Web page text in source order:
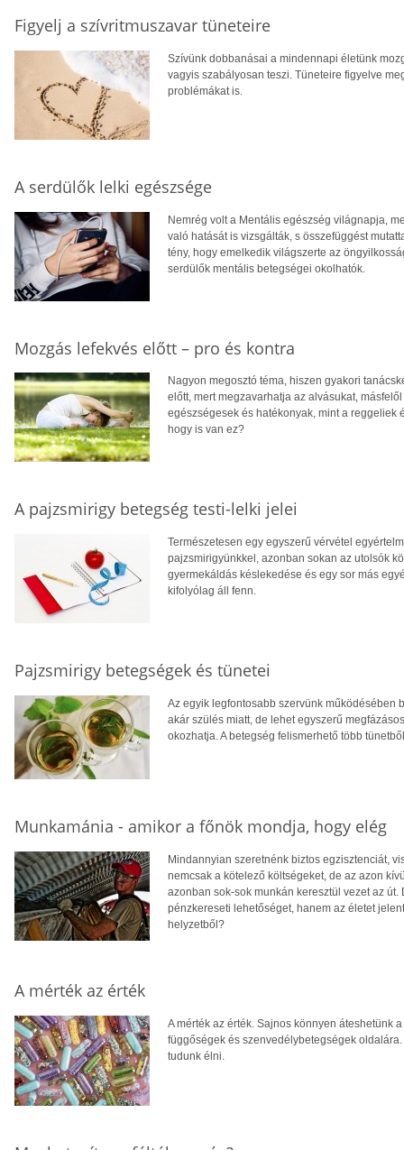
Figyelj a szívritmuszavar tüneteire
Szívünk dobbanásai a mindennapi életünk
vagyis szabályosan teszi. Tüneteire figyelve
problémákat is.
A serdülők lelki egészsége
Nemrég volt a Mentális egészség világnapja,
való hatását is vizsgálták, s összefüggést
tény, hogy emelkedik világszerte az
serdülők mentális betegségei okolhatók.
Mozgás lefekvés előtt – pro és kontra
Nagyon megosztó téma, hiszen gyakori
előtt, mert megzavarhatja az alvásukat,
egészségesek és hatékonyak, mint a reggeliek
hogy is van ez?
A pajzsmirigy betegség testi-lelki jelei
Természetesen egy egyszerű vérvétel
pajzsmirigyünkkel, azonban sokan az utolsók
gyermekáldás késlekedése és egy sor más
kifolyólag áll fenn.
Pajzsmirigy betegségek és tünetei
Az egyik legfontosabb szervünk működésében
akár szülés miatt, de lehet egyszerű
okozhatja. A betegség felismerhető több
Munkamánia - amikor a főnök mondja, hogy elég
Mindannyian szeretnénk biztos egzisztenciát,
nemcsak a kötelező költségeket, de az azon
azonban sok-sok munkán keresztül vezet az
pénzkereseti lehetőséget, hanem az életet
helyzetből?
A mérték az érték
A mérték az érték. Sajnos könnyen áteshetünk
függőségek és szenvedélybetegségek
tudunk élni.